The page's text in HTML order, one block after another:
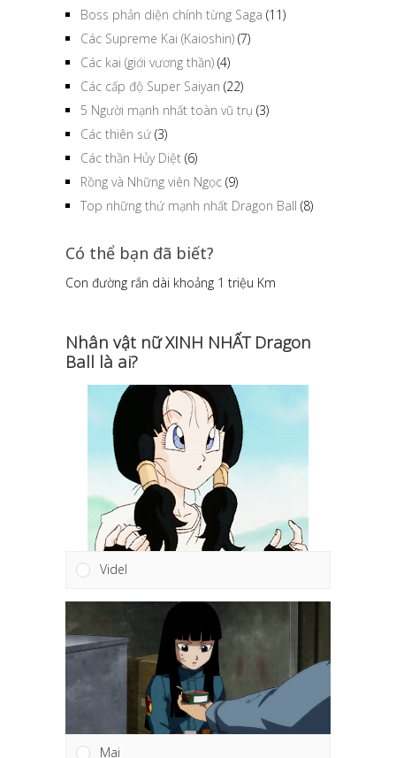
Boss phản diện chính từng Saga (11)
Các Supreme Kai (Kaioshin) (7)
Các kai (giới vương thần) (4)
Các cấp độ Super Saiyan (22)
5 Người mạnh nhất toàn vũ trụ (3)
Các thiên sứ (3)
Các thần Hủy Diệt (6)
Rồng và Những viên Ngọc (9)
Top những thứ mạnh nhất Dragon Ball (8)
Có thể bạn đã biết?
Con đường rắn dài khoảng 1 triệu Km
Nhân vật nữ XINH NHẤT Dragon
Ball là ai?
Videl
Mai